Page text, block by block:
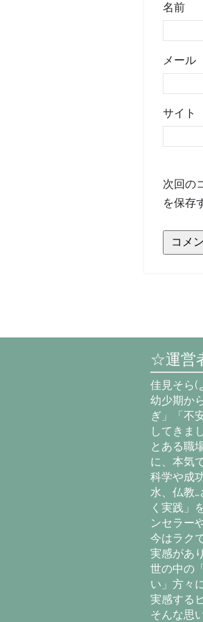
名前
メール
サイト
次回の
を保存
☆運営
佳見そら(
幼少期か
ぎ」「不
してきま
とある職
に、本気
科学や成
水、仏教
く実践」
ンセラー
今はラク
実感があ
世の中の
い」方々
実感する
そんな思